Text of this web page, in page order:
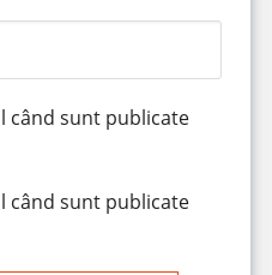
când sunt publicate
când sunt publicate